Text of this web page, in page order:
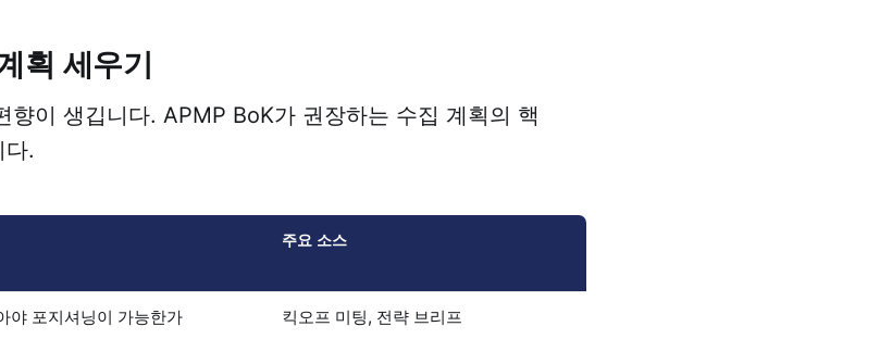
획 세우기
향이 생깁니다. APMP BoK가 권장하는 수집 계획의 핵
다.
주요 소스
야 포지셔닝이 가능한가 킥오프 미팅, 전략 브리프